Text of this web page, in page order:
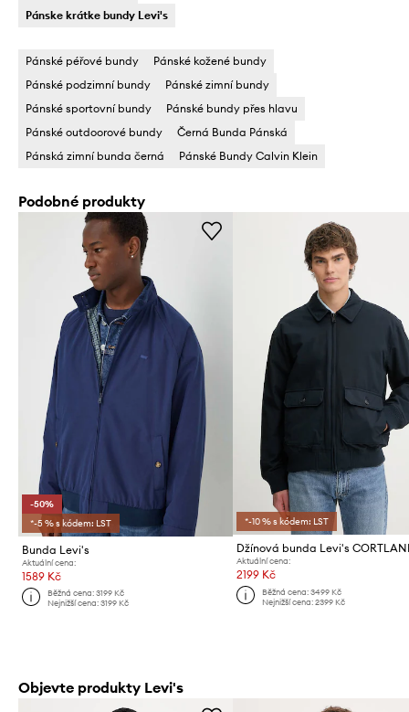
Pánske krátke bundy Levi's
Pánské péřové bundy
Pánské kožené bundy
Pánské podzimní bundy
Pánské zimní bundy
Pánské sportovní bundy
Pánské bundy přes hlavu
Pánské outdoorové bundy
Černá Bunda Pánská
Pánská zimní bunda černá
Pánské Bundy Calvin Klein
Podobné produkty
-50%
*-5 % s kódem: LST
Bunda Levi's
Aktuální cena:
1589 Kč
Běžná cena:3199 Kč
Nejnižší cena:3199 Kč
*-10 % s kódem: LST
Aktuální cena:
2199 Kč
Běžná cena: 3499 Kč
Nejnižší cena: 2399 Kč
Objevte produkty Levi's